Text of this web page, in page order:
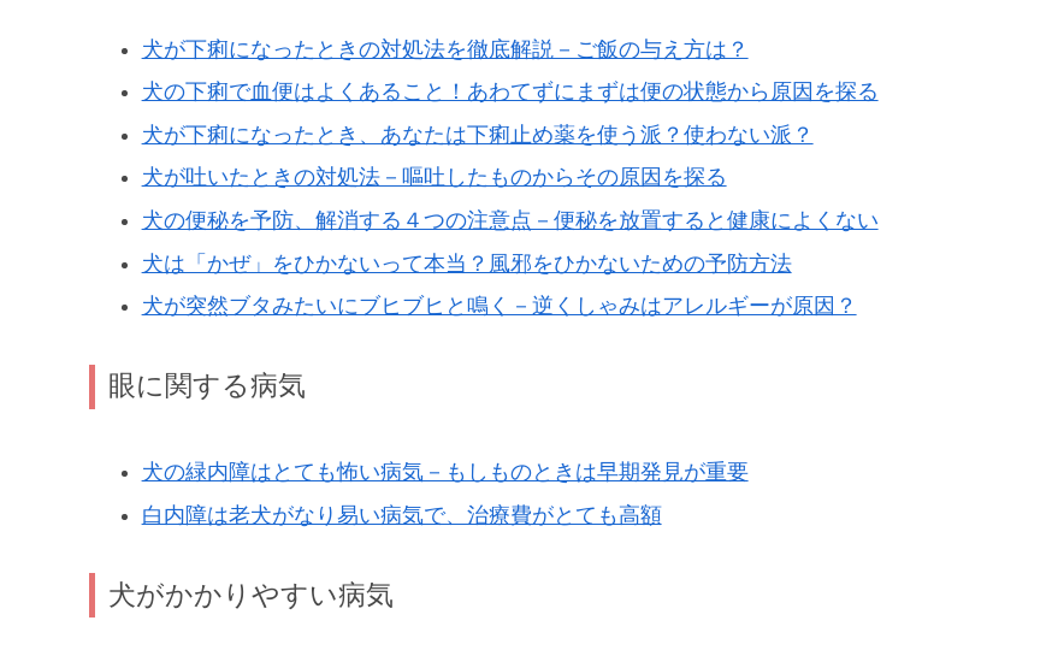
犬が下痢になったときの対処法を徹底解説－ご飯の与え方は？
犬の下痢で血便はよくあること！あわてずにまずは便の状態から原因を探る
犬が下痢になったとき、あなたは下痢止め薬を使う派？使わない派？
犬が吐いたときの対処法－嘔吐したものからその原因を探る
犬の便秘を予防、解消する４つの注意点－便秘を放置すると健康によくない
犬は「かぜ」をひかないって本当？風邪をひかないための予防方法
犬が突然ブタみたいにブヒブヒと鳴く－逆くしゃみはアレルギーが原因？
眼に関する病気
犬の緑内障はとても怖い病気－もしものときは早期発見が重要
白内障は老犬がなり易い病気で、治療費がとても高額
犬がかかりやすい病気